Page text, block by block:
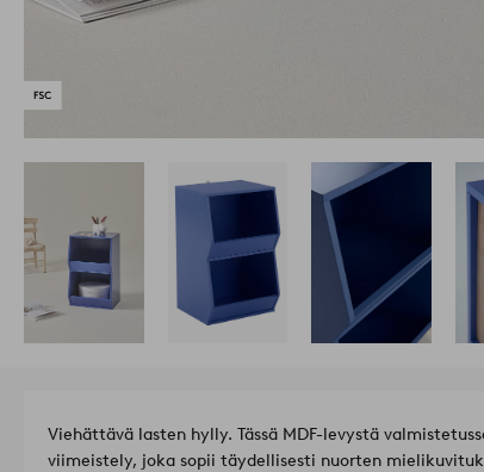
Viehättävä lasten hylly. Tässä MDF-levystä
viimeistely, joka sopii täydellisesti nuorten